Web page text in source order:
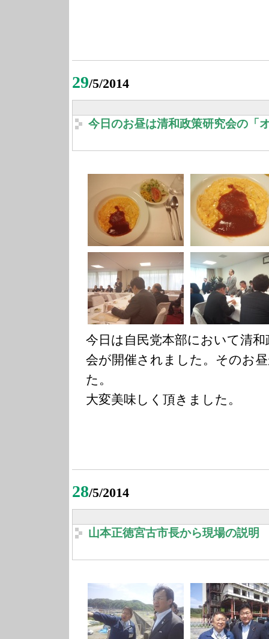
29/5/2014
今日のお昼は清和政策研究会の「
今日は自民党本部において清
会が開催されました。そのお
た。
大変美味しく頂きました。
28/5/2014
山本正徳宮古市長から現場の説明